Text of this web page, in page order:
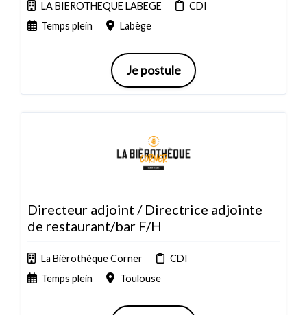
LA BIEROTHEQUE LABEGE
CDI
Temps plein
Labège
Je postule
Directeur adjoint / Directrice adjointe
de restaurant/bar F/H
La Bièrothèque Corner
CDI
Temps plein
Toulouse